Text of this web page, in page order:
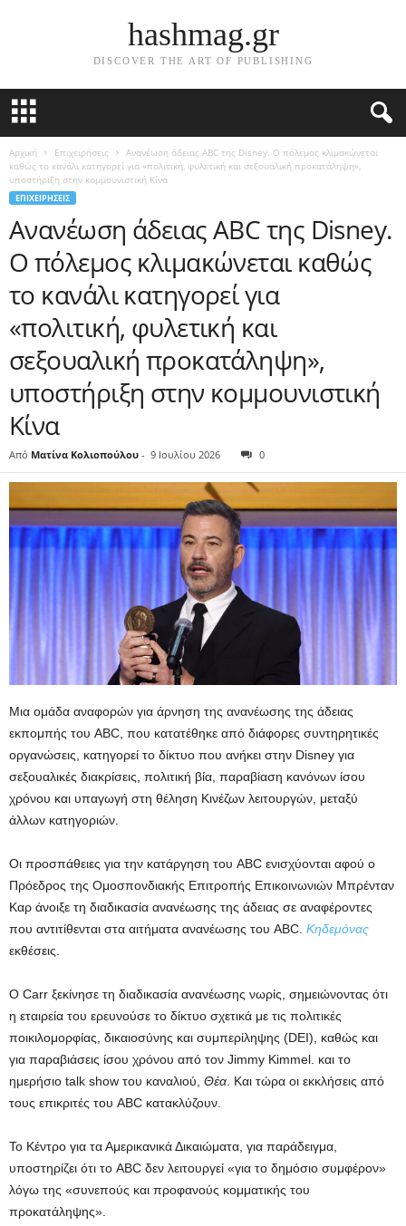
hashmag.gr
DISCOVER THE ART OF PUBLISHING
Αρχική Επιχειρήσεις
Ανανέωση άδειας ABC της Disney. Ο πόλεμος κλιμακώνεται
καθώς το κανάλι κατηγορεί για «πολιτική, φυλετική και σεξουαλική προκατάληψη»,
υποστήριξη στην κομμουνιστική Κίνα
ΕΠΙΧΕΙΡΉΣΕΙΣ
Ανανέωση άδειας ABC της Disney.
Ο πόλεμος κλιμακώνεται καθώς
το κανάλι κατηγορεί για
«πολιτική, φυλετική και
σεξουαλική προκατάληψη»,
υποστήριξη στην κομμουνιστική
Κίνα
Από Ματίνα Κολιοπούλου - 9 Ιουλίου 2026 0
Μια ομάδα αναφορών για άρνηση της ανανέωσης της άδειας
εκπομπής του ABC, που κατατέθηκε από διάφορες συντηρητικές
οργανώσεις, κατηγορεί το δίκτυο που ανήκει στην Disney για
σεξουαλικές διακρίσεις, πολιτική βία, παραβίαση κανόνων ίσου
χρόνου και υπαγωγή στη θέληση Κινέζων λειτουργών, μεταξύ
άλλων κατηγοριών.
Οι προσπάθειες για την κατάργηση του ABC ενισχύονται αφού ο
Πρόεδρος της Ομοσπονδιακής Επιτροπής Επικοινωνιών Μπρένταν
Καρ άνοιξε τη διαδικασία ανανέωσης της άδειας σε αναφέροντες
που αντιτίθενται στα αιτήματα ανανέωσης του ABC. Κηδεμόνας
εκθέσεις.
Ο Carr ξεκίνησε τη διαδικασία ανανέωσης νωρίς, σημειώνοντας ότι
η εταιρεία του ερευνούσε το δίκτυο σχετικά με τις πολιτικές
ποικιλομορφίας, δικαιοσύνης και συμπερίληψης (DEI), καθώς και
για παραβιάσεις ίσου χρόνου από τον Jimmy Kimmel. και το
ημερήσιο talk show του καναλιού, Θέα . Και τώρα οι εκκλήσεις από
τους επικριτές του ABC κατακλύζουν.
Το Κέντρο για τα Αμερικανικά Δικαιώματα, για παράδειγμα,
υποστηρίζει ότι το ABC δεν λειτουργεί «για το δημόσιο συμφέρον»
λόγω της «συνεπούς και προφανούς κομματικής του
προκατάληψης».